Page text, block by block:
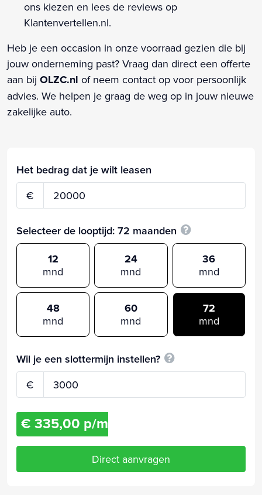
ons kiezen en lees de reviews op
Klantenvertellen.nl.
Heb je een occasion in onze voorraad gezien die bij
jouw onderneming past? Vraag dan direct een offerte
aan bij OLZC.nl of neem contact op voor persoonlijk
advies. We helpen je graag de weg op in jouw nieuwe
zakelijke auto.
Het bedrag dat je wilt leasen
€
Selecteer de looptijd: 72 maanden
12
mnd
24
mnd
36
mnd
48
mnd
60
mnd
72
mnd
Wil je een slottermijn instellen?
€
€ 335,00 p/m
Direct aanvragen